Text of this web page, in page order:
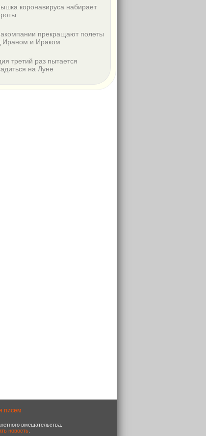
коронавируса набирает
прекращают полеты
Ираном и Ираком
третий раз пытается
на Луне
писем
вмешательства.
новость